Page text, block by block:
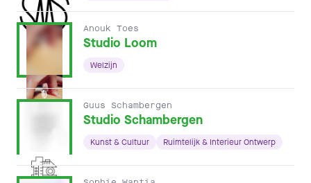
Anouk Toes
Studio Loom
Welzijn
Guus Schambergen
Studio Schambergen
Kunst & Cultuur Ruimtelijk & Interieur Ontwerp